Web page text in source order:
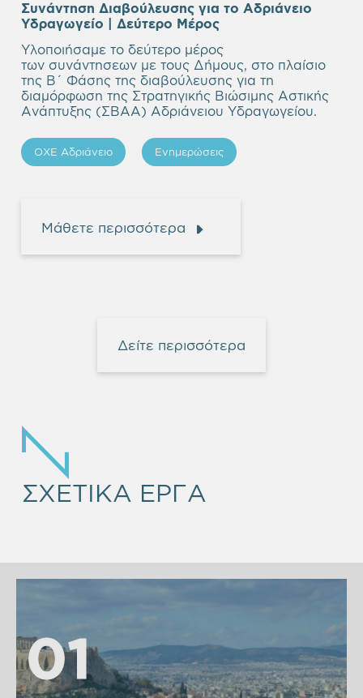
Συνάντηση Διαβούλευσης για το Αδριάνειο
Υδραγωγείο
| Δεύτερο Μέρος
Υλοποιήσαμε το δεύτερο μέρος
των συνάντησεων με τους Δήμους, στο πλαίσιο
της Β΄ Φάσης της διαβούλευσης για τη
διαμόρφωση της Στρατηγικής Βιώσιμης Αστικής
Ανάπτυξης (ΣΒΑΑ) Αδριάνειου Υδραγωγείου.
ΟΧΕ Αδριάνειο Ενημερώσεις
Μάθετε περισσότερα
Δείτε περισσότερα
ΣΧΕΤΙΚΑ ΕΡΓΑ
01
01